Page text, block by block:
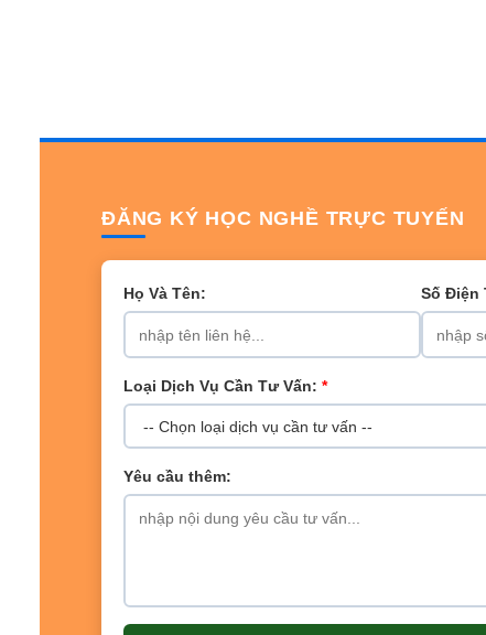
ĐĂNG KÝ HỌC NGHỀ TRỰC TUYẾN
Họ Và Tên: Số Điện
Loại Dịch Vụ Cần Tư Vấn: *
Yêu cầu thêm: